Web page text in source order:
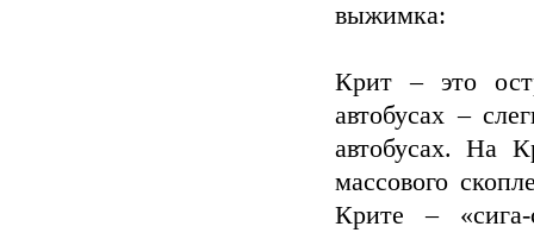
выжимка:
Крит – это
автобусах –
автобусах. На
массового
Крите – «сига-